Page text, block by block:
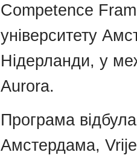
Competence
університету
Нідерланди, у
Aurora.
Програма
Амстердама,